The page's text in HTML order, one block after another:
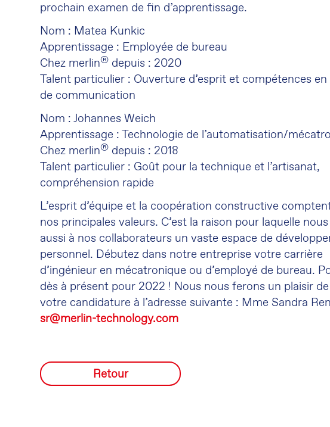
prochain examen de fin d’apprentissage.
Nom : Matea Kunkic
Apprentissage : Employée de bureau
Chez merlin® depuis : 2020
Talent particulier : Ouverture d’esprit et compétences
de communication
Nom : Johannes Weich
Apprentissage : Technologie de l’automatisation/
Chez merlin® depuis : 2018
Talent particulier : Goût pour la technique et l’artisanat,
compréhension rapide
L’esprit d’équipe et la coopération constructive
nos principales valeurs. C’est la raison pour laquelle
aussi à nos collaborateurs un vaste espace de
personnel. Débutez dans notre entreprise votre carrière
d’ingénieur en mécatronique ou d’employé de bureau.
dès à présent pour 2022 ! Nous nous ferons un plaisir
votre candidature à l’adresse suivante : Mme Sandra
sr@merlin-technology.com
Retour